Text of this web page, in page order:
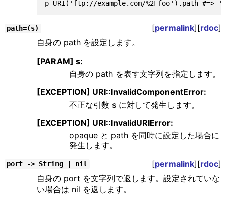
path=(s) [permalink][rdoc]
自身の path を設定します。
[PARAM] s:
自身の path を表す文字列を指定します。
[EXCEPTION] URI::InvalidComponentError:
不正な引数 s に対して発生します。
[EXCEPTION] URI::InvalidURIError:
opaque と path を同時に設定した場合に
発生します。
port -> String | nil [permalink][rdoc]
自身の port を文字列で返します。設定されていな
い場合は nil を返します。